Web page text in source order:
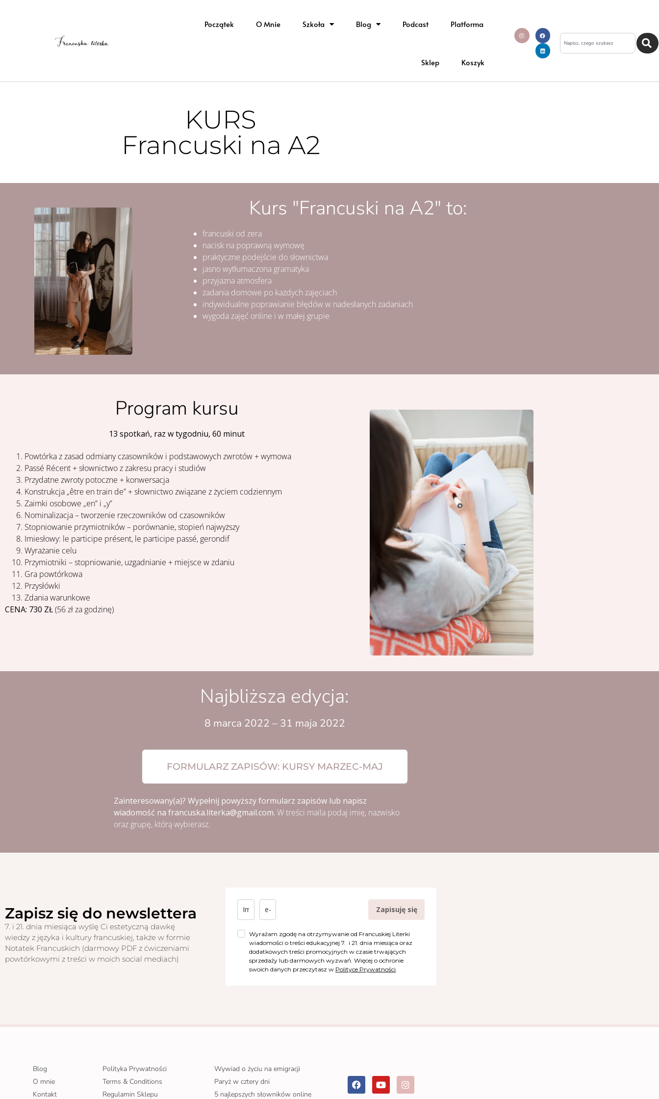
Początek O Mnie Szkoła Blog Podcast Platforma
Sklep Koszyk
KURS
Francuski na A2
Kurs "Francuski na A2" to:
francuski od zera
nacisk na poprawną wymowę
praktyczne podejście do słownictwa
jasno wytłumaczona gramatyka
przyjazna atmosfera
zadania domowe po każdych zajęciach
indywidualne poprawianie błędów w nadesłanych zadaniach
wygoda zajęć online i w małej grupie
Program kursu
13 spotkań, raz w tygodniu, 60 minut
Powtórka z zasad odmiany czasowników i podstawowych zwrotów + wymowa
Passé Récent + słownictwo z zakresu pracy i studiów
Przydatne zwroty potoczne + konwersacja
Konstrukcja „être en train de” + słownictwo związane z życiem codziennym
Zaimki osobowe „en” i „y”
Nominalizacja – tworzenie rzeczowników od czasowników
Stopniowanie przymiotników – porównanie, stopień najwyższy
Imiesłowy: le participe présent, le participe passé, gerondif
Wyrażanie celu
Przymiotniki – stopniowanie, uzgadnianie + miejsce w zdaniu
Gra powtórkowa
Przysłówki
Zdania warunkowe
CENA: 730 ZŁ(56 zł za godzinę)
Najbliższa edycja:
8 marca 2022 – 31 maja 2022
FORMULARZ ZAPISÓW: KURSY MARZEC-MAJ
Zainteresowany(a)? Wypełnij powyższy formularz zapisów lub napisz
wiadomość na francuska.literka@gmail.com. W treści maila podaj imię, nazwisko
oraz grupę, którą wybierasz.
Zapisz się do newslettera
7. i 21. dnia miesiąca wyślę Ci estetyczną dawkę
wiedzy z języka i kultury francuskiej, także w formie
Notatek Francuskich (darmowy PDF z ćwiczeniami
powtórkowymi z treści w moich social mediach)
Zapisuję się
Wyrażam zgodę na otrzymywanie od Francuskiej Literki
wiadomości o treści edukacyjnej 7. i 21. dnia miesiąca oraz
dodatkowych treści promocyjnych w czasie trwających
sprzedaży lub darmowych wyzwań. Więcej o ochronie
swoich danych przeczytasz w Polityce Prywatności.
Blog
O mnie
Kontakt
Polityka Prywatności
Terms & Conditions
Regulamin Sklepu
Wywiad o życiu na emigracji
Paryż w cztery dni
5 najlepszych słowników online